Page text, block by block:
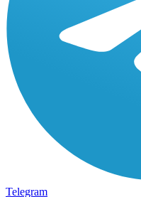
Telegram